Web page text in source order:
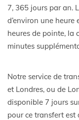
7, 365 jours par an.
d’environ une
heures de pointe, la
minutes
Notre service de
et Londres, ou de
disponible 7 jours
pour ce transfert est